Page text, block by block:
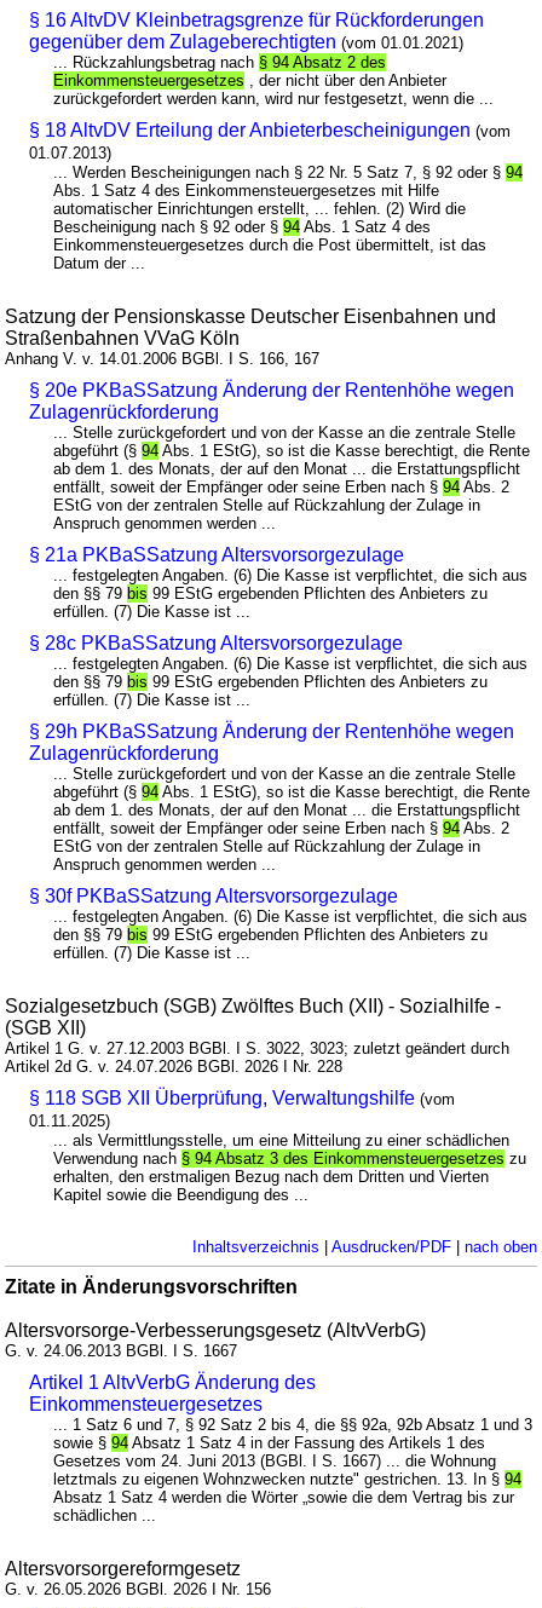
§ 16 AltvDV Kleinbetragsgrenze für Rückforderungen
gegenüber dem Zulageberechtigten (vom 01.01.2021)
... Rückzahlungsbetrag nach § 94 Absatz 2 des
Einkommensteuergesetzes , der nicht über den Anbieter
zurückgefordert werden kann, wird nur festgesetzt, wenn die ...
§ 18 AltvDV Erteilung der Anbieterbescheinigungen (vom
01.07.2013)
... Werden Bescheinigungen nach § 22 Nr. 5 Satz 7, § 92 oder §94
Abs. 1 Satz 4 des Einkommensteuergesetzes mit Hilfe
automatischer Einrichtungen erstellt, ... fehlen. (2) Wird die
Bescheinigung nach § 92 oder §94 Abs. 1 Satz 4 des
Einkommensteuergesetzes durch die Post übermittelt, ist das
Datum der ...
Satzung der Pensionskasse Deutscher Eisenbahnen und
Straßenbahnen VVaG Köln
Anhang V. v. 14.01.2006 BGBl. I S. 166, 167
§ 20e PKBaSSatzung Änderung der Rentenhöhe wegen
Zulagenrückforderung
... Stelle zurückgefordert und von der Kasse an die zentrale Stelle
abgeführt (§94 Abs. 1 EStG), so ist die Kasse berechtigt, die Rente
ab dem 1. des Monats, der auf den Monat ... die Erstattungspflicht
entfällt, soweit der Empfänger oder seine Erben nach §94 Abs. 2
EStG von der zentralen Stelle auf Rückzahlung der Zulage in
Anspruch genommen werden ...
§ 21a PKBaSSatzung Altersvorsorgezulage
... festgelegten Angaben. (6) Die Kasse ist verpflichtet, die sich aus
den §§ 79bis 99 EStG ergebenden Pflichten des Anbieters zu
erfüllen. (7) Die Kasse ist ...
§ 28c PKBaSSatzung Altersvorsorgezulage
... festgelegten Angaben. (6) Die Kasse ist verpflichtet, die sich aus
den §§ 79bis 99 EStG ergebenden Pflichten des Anbieters zu
erfüllen. (7) Die Kasse ist ...
§ 29h PKBaSSatzung Änderung der Rentenhöhe wegen
Zulagenrückforderung
... Stelle zurückgefordert und von der Kasse an die zentrale Stelle
abgeführt (§94 Abs. 1 EStG), so ist die Kasse berechtigt, die Rente
ab dem 1. des Monats, der auf den Monat ... die Erstattungspflicht
entfällt, soweit der Empfänger oder seine Erben nach §94 Abs. 2
EStG von der zentralen Stelle auf Rückzahlung der Zulage in
Anspruch genommen werden ...
§ 30f PKBaSSatzung Altersvorsorgezulage
... festgelegten Angaben. (6) Die Kasse ist verpflichtet, die sich aus
den §§ 79bis 99 EStG ergebenden Pflichten des Anbieters zu
erfüllen. (7) Die Kasse ist ...
Sozialgesetzbuch (SGB) Zwölftes Buch (XII) - Sozialhilfe -
(SGB XII)
Artikel 1 G. v. 27.12.2003 BGBl. I S. 3022, 3023; zuletzt geändert durch
Artikel 2d G. v. 24.07.2026 BGBl. 2026 I Nr. 228
§ 118 SGB XII Überprüfung, Verwaltungshilfe (vom
01.11.2025)
... als Vermittlungsstelle, um eine Mitteilung zu einer schädlichen
Verwendung nach § 94 Absatz 3 des Einkommensteuergesetzes zu
erhalten, den erstmaligen Bezug nach dem Dritten und Vierten
Kapitel sowie die Beendigung des ...
Inhaltsverzeichnis | Ausdrucken/PDF| nach oben
Zitate in Änderungsvorschriften
Altersvorsorge-Verbesserungsgesetz (AltvVerbG)
G. v. 24.06.2013 BGBl. I S. 1667
Artikel 1 AltvVerbG Änderung des
Einkommensteuergesetzes
... 1 Satz 6 und 7, § 92 Satz 2 bis 4, die §§ 92a, 92b Absatz 1 und 3
sowie §94 Absatz 1 Satz 4 in der Fassung des Artikels 1 des
Gesetzes vom 24. Juni 2013 (BGBl. I S. 1667) ... die Wohnung
letztmals zu eigenen Wohnzwecken nutzte" gestrichen. 13. In §94
Absatz 1 Satz 4 werden die Wörter „sowie die dem Vertrag bis zur
schädlichen ...
Altersvorsorgereformgesetz
G. v. 26.05.2026 BGBl. 2026 I Nr. 156